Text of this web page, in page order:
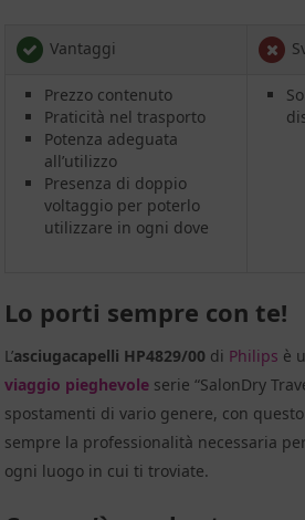
Vantaggi
Prezzo contenuto
Praticità nel trasporto
Potenza adeguata
all’utilizzo
Presenza di doppio
voltaggio per poterlo
utilizzare in ogni dove
Lo porti sempre con te!
L’asciugacapelli HP4829/00 di Philips è
viaggio pieghevole serie “SalonDry
spostamenti di vario genere, con
sempre la professionalità necessaria
ogni luogo in cui ti troviate.